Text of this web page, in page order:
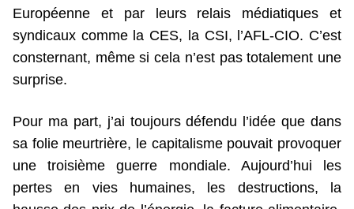
Européenne et par leurs relais médiatiques et
syndicaux comme la CES, la CSI, l’AFL-CIO. C’est
consternant, même si cela n’est pas totalement une
surprise.
Pour ma part, j’ai toujours défendu l’idée que dans
sa folie meurtrière, le capitalisme pouvait provoquer
une troisième guerre mondiale. Aujourd’hui les
pertes en vies humaines, les destructions, la